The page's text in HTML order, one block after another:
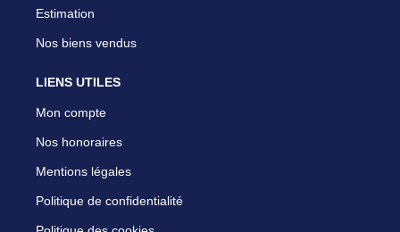
Estimation
Nos biens vendus
LIENS UTILES
Mon compte
Nos honoraires
Mentions légales
Politique de confidentialité